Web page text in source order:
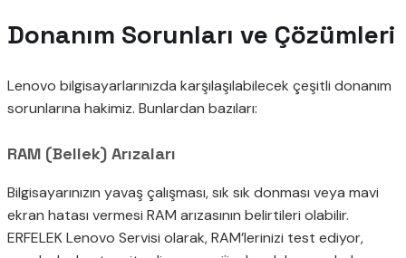
Donanım Sorunları ve Çözümleri
Lenovo bilgisayarlarınızda karşılaşılabilecek çeşitli donanım
sorunlarına hakimiz. Bunlardan bazıları:
RAM (Bellek) Arızaları
Bilgisayarınızın yavaş çalışması, sık sık donması veya mavi
ekran hatası vermesi RAM arızasının belirtileri olabilir.
ERFELEK Lenovo Servisi olarak, RAM’lerinizi test ediyor,